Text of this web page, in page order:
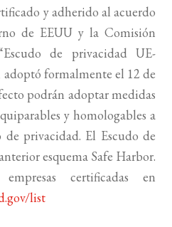
y adherido al acuerdo
de EEUU y la Comisión
de privacidad UE-
adoptó formalmente el 12 de
podrán adoptar medidas
y homologables a
de privacidad. El Escudo de
esquema Safe Harbor.
certificadas en
list